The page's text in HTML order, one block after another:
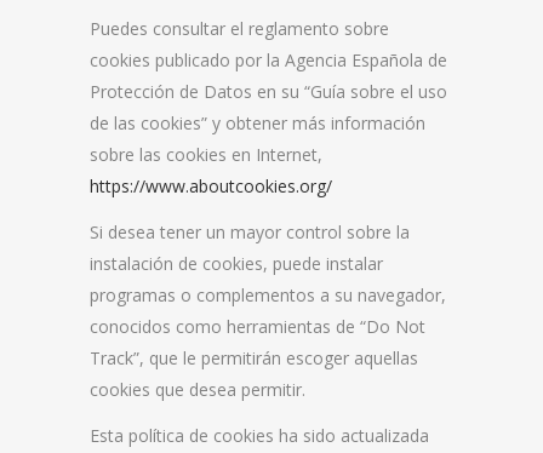
Puedes consultar el reglamento sobre
cookies publicado por la Agencia Española de
Protección de Datos en su “Guía sobre el uso
de las cookies” y obtener más información
sobre las cookies en Internet,
https://www.aboutcookies.org/
Si desea tener un mayor control sobre la
instalación de cookies, puede instalar
programas o complementos a su navegador,
conocidos como herramientas de “Do Not
Track”, que le permitirán escoger aquellas
cookies que desea permitir.
Esta política de cookies ha sido actualizada